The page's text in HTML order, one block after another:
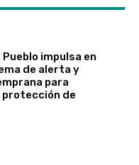
impulsa en
de alerta y
para
de